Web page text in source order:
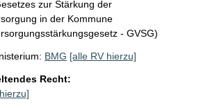
zur Stärkung der
in der Kommune
- GVSG)
BMG [alle RV hierzu]
Recht: